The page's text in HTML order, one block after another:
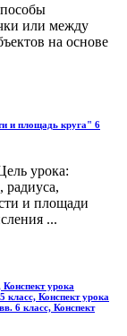
или между
на основе
и площадь круга" 6
урока:
радиуса,
и площади
...
урока
класс, Конспект урока
6 класс, Конспект